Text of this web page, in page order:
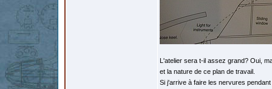
L'atelier sera t-il assez grand? Oui,
et la nature de ce plan de travail.
Si j'arrive à faire les nervures